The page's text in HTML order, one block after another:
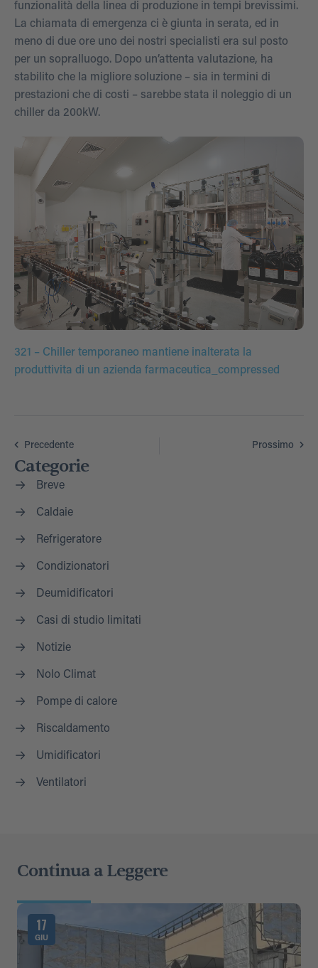
funzionalità della linea di produzione in tempi brevissimi.
La chiamata di emergenza ci è giunta in serata, ed in
meno di due ore uno dei nostri specialisti era sul posto
per un sopralluogo. Dopo un’attenta valutazione, ha
stabilito che la migliore soluzione – sia in termini di
prestazioni che di costi – sarebbe stata il noleggio di un
chiller da 200kW.
321 – Chiller temporaneo mantiene inalterata la
produttivita di un azienda farmaceutica_compressed
Precedente Prossimo
Categorie
Breve
Caldaie
Refrigeratore
Condizionatori
Deumidificatori
Casi di studio limitati
Notizie
Nolo Climat
Pompe di calore
Riscaldamento
Umidificatori
Ventilatori
Continua a Leggere
17
GIU